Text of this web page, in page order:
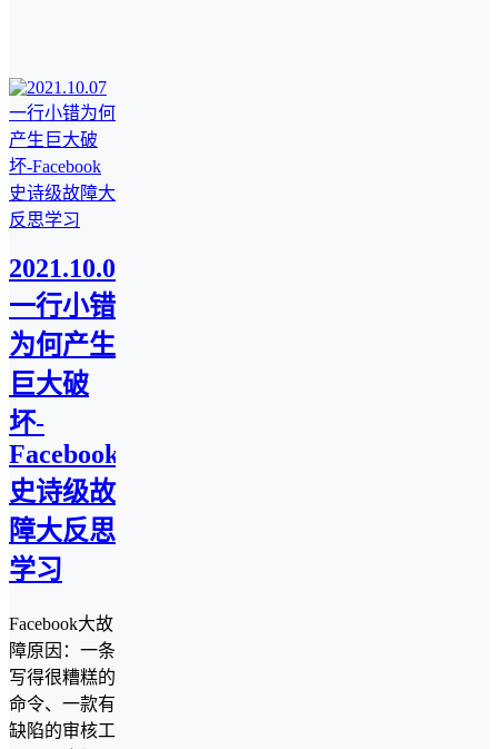
2021.10.07
一行小错
为何产生
巨大破
坏-
Facebook
史诗级故
障大反思
学习
Facebook大故
障原因：一条
写得很糟糕的
命令、一款有
缺陷的审核工